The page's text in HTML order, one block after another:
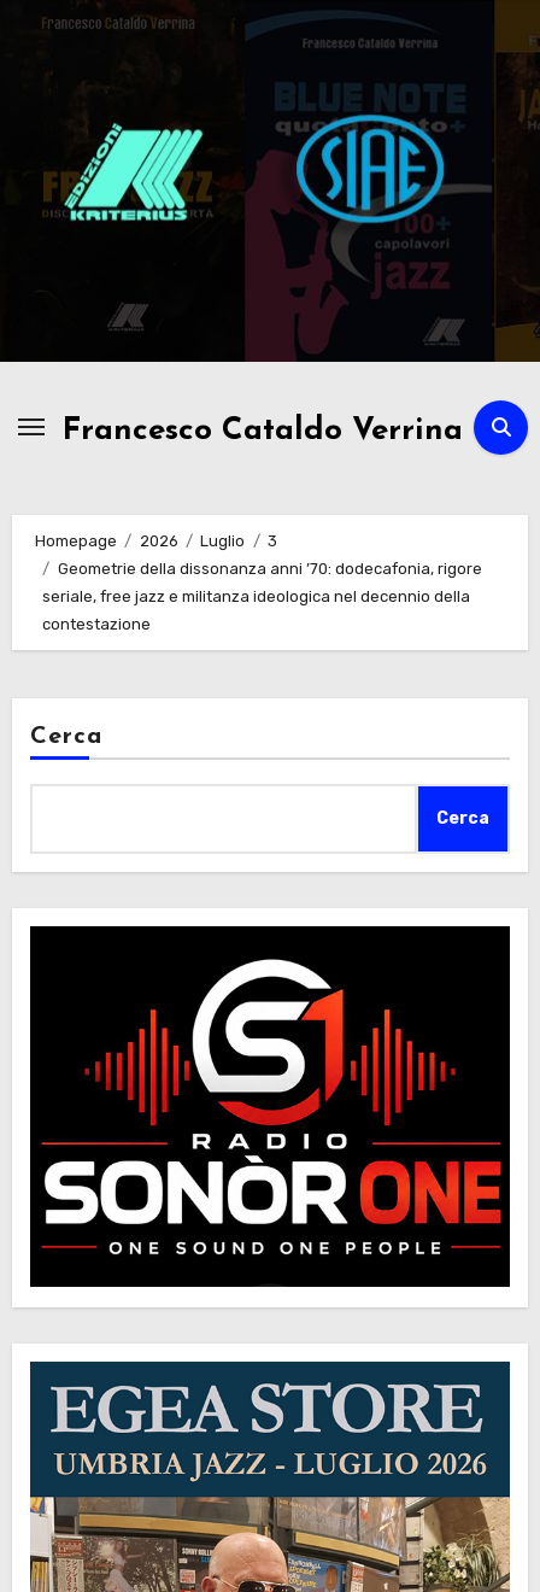
Passa
Francesco Cataldo Verrina
Homepage 2026 Luglio
3
Geometrie della dissonanza anni ’70: dodecafonia, rigore
seriale, free jazz e militanza ideologica nel decennio della
contestazione
Cerca
Cerca